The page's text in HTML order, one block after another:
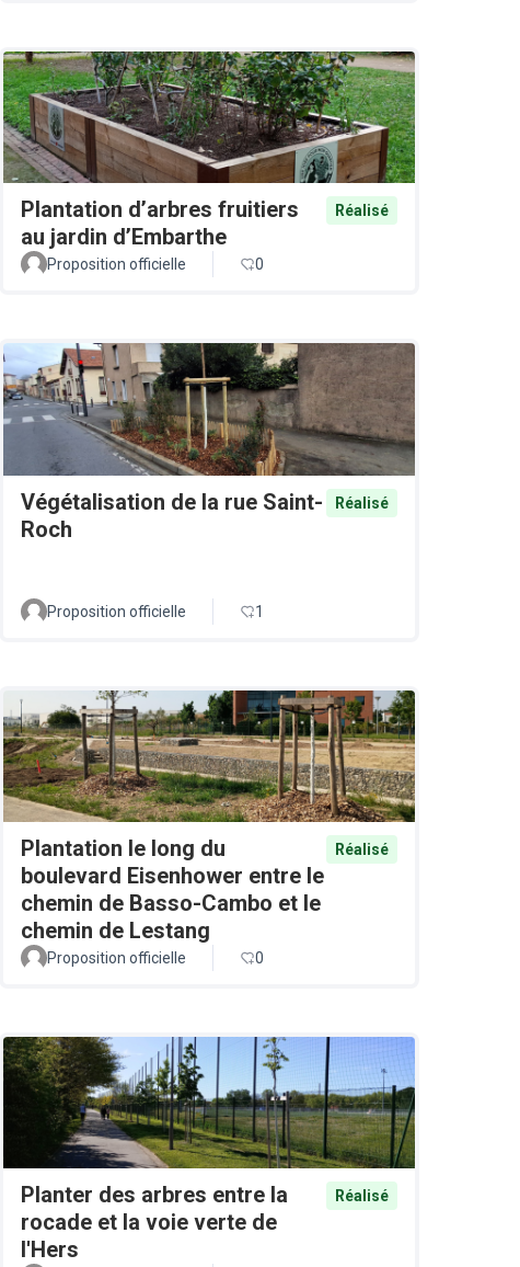
Plantation d’arbres fruitiers
au jardin d’Embarthe
Réalisé
Proposition officielle 0
Végétalisation de la rue Saint-
Roch
Réalisé
Proposition officielle 1
Plantation le long du
boulevard Eisenhower entre le
chemin de Basso-Cambo et le
chemin de Lestang
Réalisé
Proposition officielle 0
Planter des arbres entre la
rocade et la voie verte de
l'Hers
Réalisé